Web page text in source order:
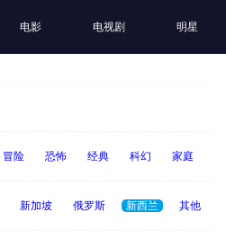
电影 电视剧 明星
冒险 恐怖 经典 科幻 家庭
新加坡 俄罗斯 新西兰 其他